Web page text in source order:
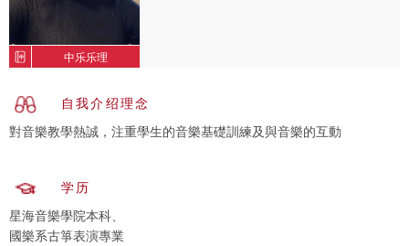
中乐乐理
自我介绍理念
学历
星海音樂學院本科、
國樂系古箏表演專業